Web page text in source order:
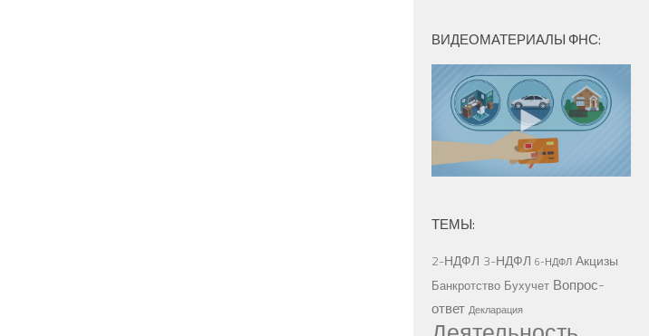
ВИДЕОМАТЕРИАЛЫ ФНС:
ТЕМЫ:
2-НДФЛ 3-НДФЛ 6-НДФЛ Акцизы
Банкротство Бухучет Вопрос-
ответ Декларация